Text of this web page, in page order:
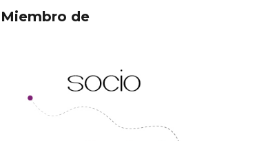
Miembro de
Cigales inaugura la
musealización de los arcos
de la Iglesia de Santiago
Apóstol